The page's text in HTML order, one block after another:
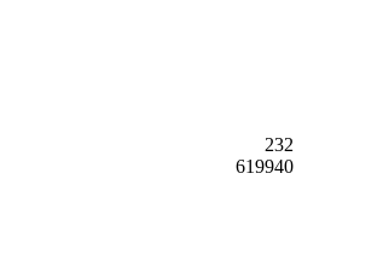
232
619940